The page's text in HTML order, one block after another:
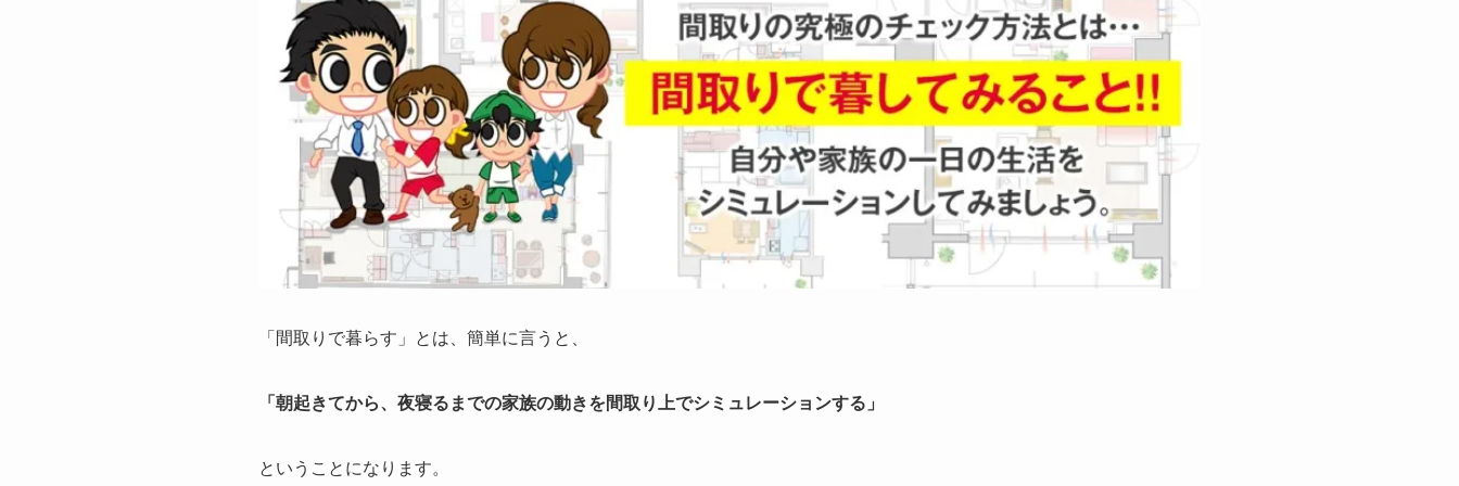
「間取りで暮らす」とは、簡単に言うと、
「朝起きてから、夜寝るまでの家族の動きを間取り上でシミュレーションする」
ということになります。